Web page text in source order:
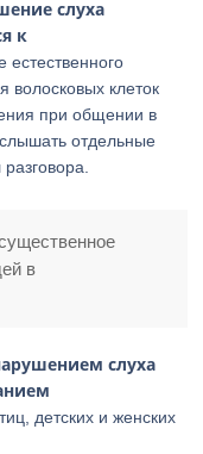
слуха
к
естественного
волосковых клеток
при общении в
отдельные
в
слуха
детских и женских